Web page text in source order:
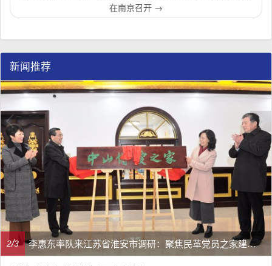
在南京召开 →
新闻推荐
李惠东率队来江苏省淮安市调研：聚焦民革党员之家建设管理、学龄前儿童爱国主义教育
2/3